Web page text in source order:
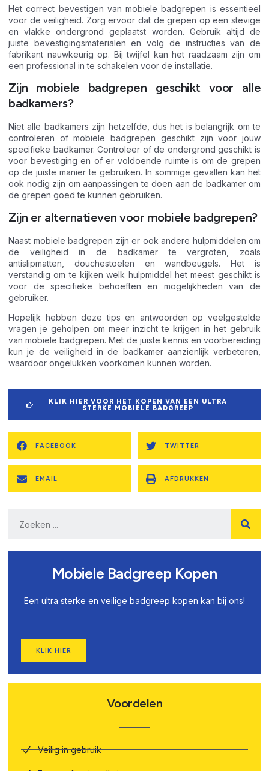
Het correct bevestigen van mobiele badgrepen is essentieel
voor de veiligheid. Zorg ervoor dat de grepen op een stevige
en vlakke ondergrond geplaatst worden. Gebruik altijd de
juiste bevestigingsmaterialen en volg de instructies van de
fabrikant nauwkeurig op. Bij twijfel kan het raadzaam zijn om
een professional in te schakelen voor de installatie.
Zijn mobiele badgrepen geschikt voor alle
badkamers?
Niet alle badkamers zijn hetzelfde, dus het is belangrijk om te
controleren of mobiele badgrepen geschikt zijn voor jouw
specifieke badkamer. Controleer of de ondergrond geschikt is
voor bevestiging en of er voldoende ruimte is om de grepen
op de juiste manier te gebruiken. In sommige gevallen kan het
ook nodig zijn om aanpassingen te doen aan de badkamer om
de grepen goed te kunnen gebruiken.
Zijn er alternatieven voor mobiele badgrepen?
Naast mobiele badgrepen zijn er ook andere hulpmiddelen om
de veiligheid in de badkamer te vergroten, zoals
antislipmatten, douchestoelen en wandbeugels. Het is
verstandig om te kijken welk hulpmiddel het meest geschikt is
voor de specifieke behoeften en mogelijkheden van de
gebruiker.
Hopelijk hebben deze tips en antwoorden op veelgestelde
vragen je geholpen om meer inzicht te krijgen in het gebruik
van mobiele badgrepen. Met de juiste kennis en voorbereiding
kun je de veiligheid in de badkamer aanzienlijk verbeteren,
waardoor ongelukken voorkomen kunnen worden.
KLIK HIER VOOR HET KOPEN VAN EEN ULTRA
STERKE MOBIELE BADGREEP
FACEBOOK TWITTER
EMAIL AFDRUKKEN
Mobiele Badgreep Kopen
Een ultra sterke en veilige badgreep kopen kan bij ons!
KLIK HIER
Voordelen
Veilig in gebruik